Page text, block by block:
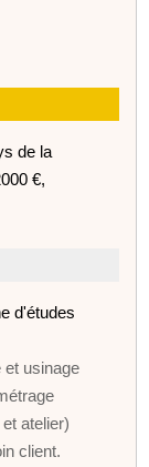
de la
€,
d'études
et usinage
atelier)
client.